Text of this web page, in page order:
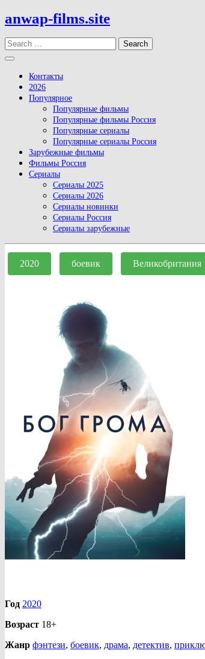
Skip
to
content
anwap-films.site
Search
Open
Button
Контакты
2026
Популярное
Популярные фильмы
Популярные фильмы Россия
Популярные сериалы
Популярные сериалы Россия
Зарубежные фильмы
Фильмы Россия
Сериалы
Сериалы 2025
Сериалы 2026
Сериалы новинки
Сериалы Россия
Сериалы зарубежные
Close
Button
2020 боевик Великобритания
Год 2020
Возраст 18+
Жанр фэнтези, боевик, драма, детектив,